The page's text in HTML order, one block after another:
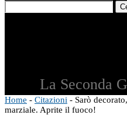
La Seconda
Home - Citazioni - Sarò
marziale. Aprite il fuoco!